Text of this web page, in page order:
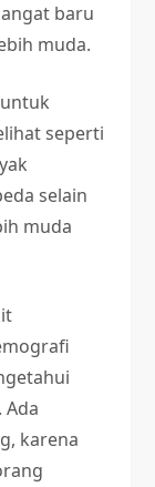
baru
muda.
seperti
selain
muda
Ada
karena